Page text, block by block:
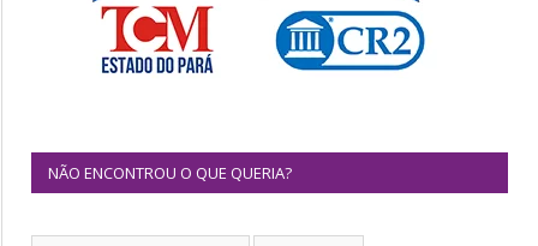
NÃO ENCONTROU O QUE QUERIA?